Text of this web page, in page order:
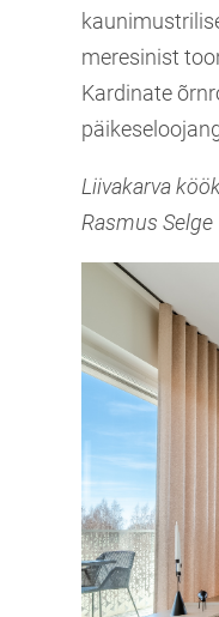
meresinist
Kardinate
Liivakarva
Rasmus Selge